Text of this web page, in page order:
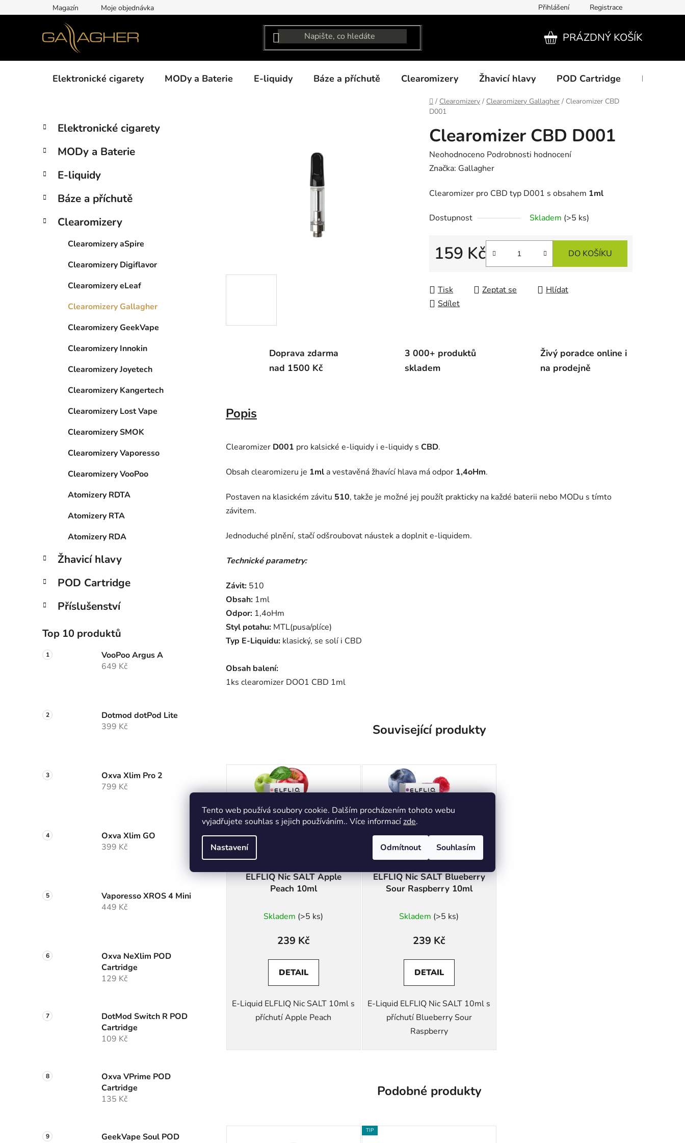
Tento web používá soubory cookie. Dalším procházením tohoto webu
vyjadřujete souhlas s jejich používáním.. Více informacízde.
Nastavení Odmítnout Souhlasím
na
Magazín Moje objednávka Přihlášení Registrace
KOŠÍK
PRÁZDNÝ KOŠÍK
Elektronické cigarety MODy a Baterie E-liquidy Báze a příchutě Clearomizery Žhavicí hlavy POD Cartridge
Domů
/ Clearomizery / Clearomizery Gallagher / Clearomizer CBD
D001
P
s
r
n
n
í
Přeskočit
kategorie
K
a
e
o
i
Elektronické cigarety
MODy a Baterie
E-liquidy
Báze a příchutě
Clearomizery
Clearomizery aSpire
Clearomizery Digiflavor
Clearomizery eLeaf
Clearomizery Gallagher
Clearomizery GeekVape
Clearomizery Innokin
Clearomizery Joyetech
Clearomizery Kangertech
Clearomizery Lost Vape
Clearomizery SMOK
Clearomizery Vaporesso
Clearomizery VooPoo
Atomizery RDTA
Atomizery RTA
Atomizery RDA
Žhavicí hlavy
POD Cartridge
Příslušenství
Top 10 produktů
VooPoo Argus A
649 Kč
Dotmod dotPod Lite
399 Kč
Oxva Xlim Pro 2
799 Kč
Oxva Xlim GO
399 Kč
Vaporesso XROS 4 Mini
449 Kč
Oxva NeXlim POD
Cartridge
129 Kč
DotMod Switch R POD
Cartridge
109 Kč
Oxva VPrime POD
Cartridge
135 Kč
GeekVape Soul POD
Clearomizer CBD D001
Průměrné
hodnocení
je
z
hvězdiček.
Neohodnoceno Podrobnosti hodnocení
Značka: Gallagher
Clearomizer pro CBD typ D001 s obsahem 1ml
Dostupnost Skladem (>5 ks)
159 Kč DO KOŠÍKU
Tisk Zeptat se
Hlídat
Sdílet
Doprava zdarma
nad 1500 Kč
3 000+ produktů
skladem
Živý poradce online i
na prodejně
Popis
Clearomizer D001 pro kalsické e-liquidy i e-liquidy s CBD.
Obsah clearomizeru je 1ml a vestavěná žhavící hlava má odpor 1,4oHm.
Postaven na klasickém závitu 510, takže je možné jej použít prakticky na každé baterii nebo MODu s tímto
závitem.
Jednoduché plnění, stačí odšroubovat náustek a doplnit e-liquidem.
Technické parametry:
Závit: 510
Obsah: 1ml
Odpor: 1,4oHm
Styl potahu: MTL(pusa/plíce)
Typ E-Liquidu: klasický, se solí i CBD
Obsah balení:
1ks clearomizer DOO1 CBD 1ml
Související produkty
ELFLIQ Nic SALT Apple
Peach 10ml
Skladem (>5 ks)
239 Kč
DETAIL
E-Liquid ELFLIQ Nic SALT 10ml s
příchutí Apple Peach
ELFLIQ Nic SALT Blueberry
Sour Raspberry 10ml
Skladem (>5 ks)
239 Kč
DETAIL
E-Liquid ELFLIQ Nic SALT 10ml s
příchutí Blueberry Sour
Raspberry
Podobné produkty
TIP